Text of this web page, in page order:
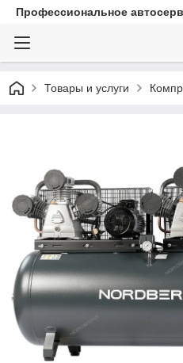
Профессиональное
Товары и услуги